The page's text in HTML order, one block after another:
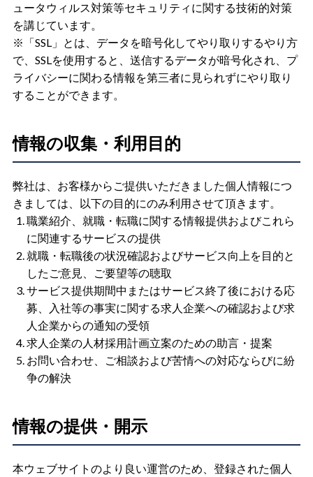
ュータウィルス対策等セキュリティに関する技術的対策
を講じています。
※「SSL」とは、データを暗号化してやり取りするやり方
で、SSLを使用すると、送信するデータが暗号化され、プ
ライバシーに関わる情報を第三者に見られずにやり取り
することができます。
情報の収集・利用目的
弊社は、お客様からご提供いただきました個人情報につ
きましては、以下の目的にのみ利用させて頂きます。
職業紹介、就職・転職に関する情報提供およびこれら
に関連するサービスの提供
就職・転職後の状況確認およびサービス向上を目的と
したご意見、ご要望等の聴取
サービス提供期間中またはサービス終了後における応
募、入社等の事実に関する求人企業への確認および求
人企業からの通知の受領
求人企業の人材採用計画立案のための助言・提案
お問い合わせ、ご相談および苦情への対応ならびに紛
争の解決
情報の提供・開示
本ウェブサイトのより良い運営のため、登録された個人